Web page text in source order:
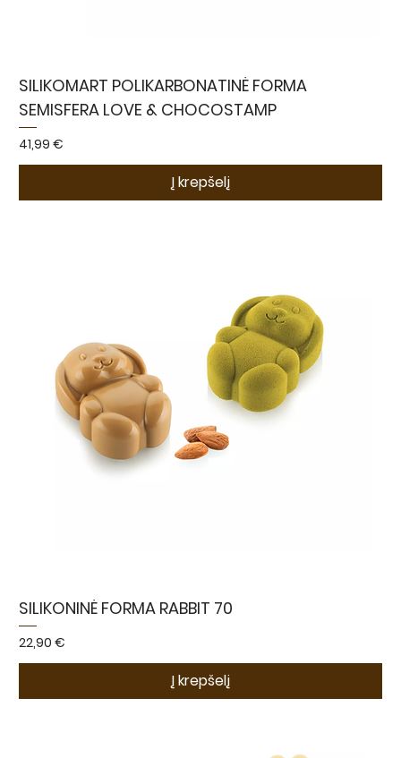
SILIKOMART POLIKARBONATINĖ FORMA
SEMISFERA LOVE & CHOCOSTAMP
Kaina
41,99 €
Į krepšelį
SILIKONINĖ FORMA RABBIT 70
Kaina
22,90 €
Į krepšelį